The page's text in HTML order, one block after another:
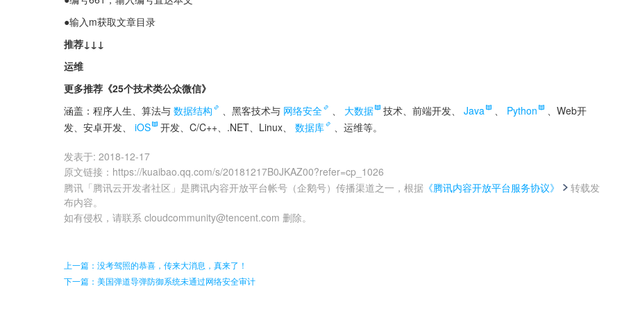
●输入m获取文章目录
推荐↓↓↓
运维
更多推荐《25个技术类公众微信》
涵盖：程序人生、算法与 数据结构 、黑客技术与 网络安全 、 大数据 技术、前端开发、 Java 、 Python
、Web开
发、安卓开发、
iOS 开发、C/C++、.NET、Linux、 数据库 、运维等。
发表于: 2018-12-17
原文链接 ： https://kuaibao.qq.com/s/20181217B0JKAZ00?refer=cp_1026
腾讯「腾讯云开发者社区」是腾讯内容开放平台帐号（企鹅号）传播渠道之一，根据 《腾讯内容开放平台服务协议》
转载发
布内容。
如有侵权，请联系 cloudcommunity@tencent.com 删除。
上一篇：没考驾照的恭喜，传来大消息，真来了！
下一篇：美国弹道导弹防御系统未通过网络安全审计